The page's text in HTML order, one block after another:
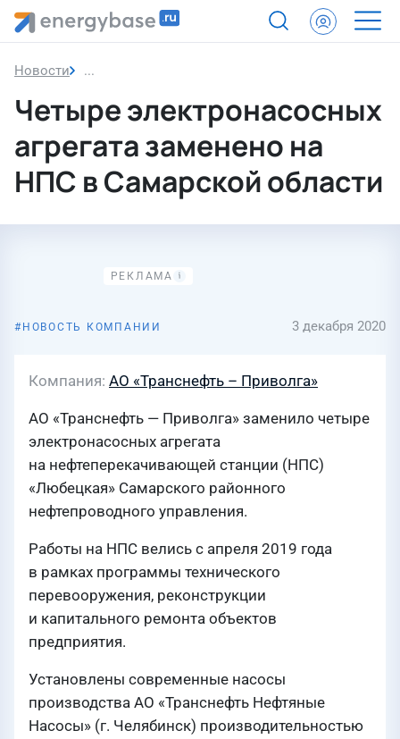
Новости Четыре электронасосных агрегата заменено
Четыре электронасосных
агрегата заменено на
НПС в Самарской области
НОВОСТЬ КОМПАНИИ 3 декабря 2020
Компания АО «Транснефть – Приволга»
АО «Транснефть — Приволга» заменило четыре
электронасосных агрегата
на нефтеперекачивающей станции (НПС)
«Любецкая» Самарского районного
нефтепроводного управления.
Работы на НПС велись с апреля 2019 года
в рамках программы технического
перевооружения, реконструкции
и капитального ремонта объектов
предприятия.
Установлены современные насосы
производства АО «Транснефть Нефтяные
Насосы» (г. Челябинск) производительностью